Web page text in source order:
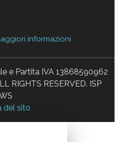
informazioni
e Partita IVA 13868590962
RIGHTS RESERVED. ISP
del sito